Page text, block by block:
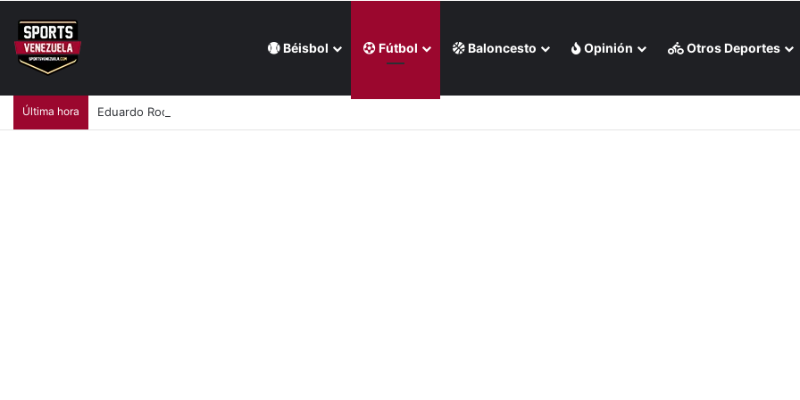
Béisbol Fútbol Baloncesto Opinión Otros Deportes
Última hora Eduardo Rodríguez no tuvo suerte en su reciente apertura para Cascabeles de Arizona